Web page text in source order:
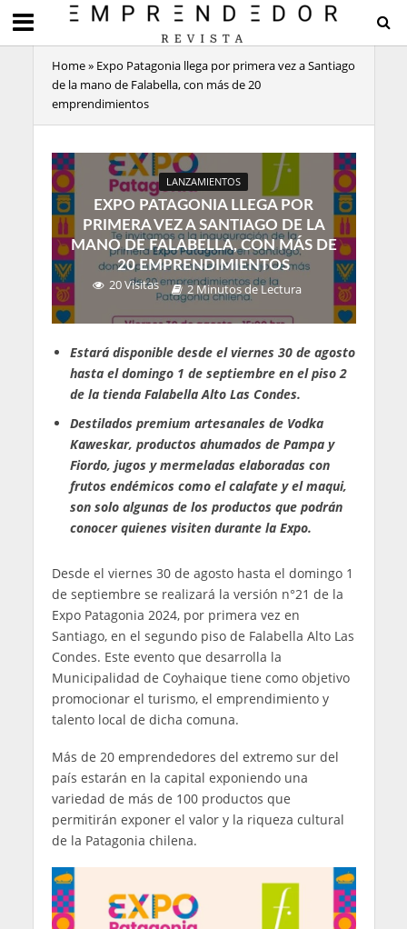
Home» Expo Patagonia llega por primera vez a Santiago
de la mano de Falabella, con más de 20
emprendimientos
LANZAMIENTOS
EXPO PATAGONIA LLEGA POR
PRIMERA VEZ A SANTIAGO DE LA
MANO DE FALABELLA, CON MÁS DE
20 EMPRENDIMIENTOS
20 Visitas
2 Minutos de Lectura
Estará disponible desde el viernes 30 de agosto
hasta el domingo 1 de septiembre en el piso 2
de la tienda Falabella Alto Las Condes.
Destilados premium artesanales de Vodka
Kaweskar, productos ahumados de Pampa y
Fiordo, jugos y mermeladas elaboradas con
frutos endémicos como el calafate y el maqui,
son solo algunas de los productos que podrán
conocer quienes visiten durante la Expo.
Desde el viernes 30 de agosto hasta el domingo 1
de septiembre se realizará la versión n°21 de la
Expo Patagonia 2024, por primera vez en
Santiago, en el segundo piso de Falabella Alto Las
Condes. Este evento que desarrolla la
Municipalidad de Coyhaique tiene como objetivo
promocionar el turismo, el emprendimiento y
talento local de dicha comuna.
Más de 20 emprendedores del extremo sur del
país estarán en la capital exponiendo una
variedad de más de 100 productos que
permitirán exponer el valor y la riqueza cultural
de la Patagonia chilena.